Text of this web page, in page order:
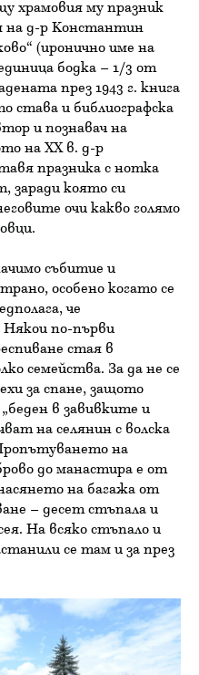
храмовия му празник
на д-р Константин
(иронично име на
бодка – 1/3 от
през 1943 г. книга
става и библиографска
и познавач на
на ХХ в. д-р
празника с нотка
заради която си
очи какво голямо
събитие и
особено когато се
че
Някои по-първи
стая в
семейства. За да не се
за спане, защото
в завивките и
на селянин с волска
на
до манастира е от
на багажа от
– десет стъпала и
На всяко стъпало и
се там и за през